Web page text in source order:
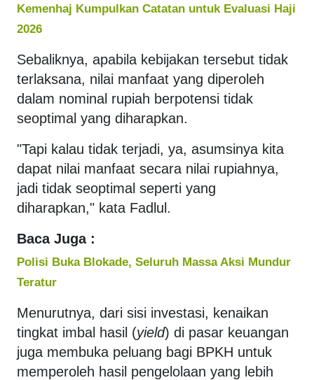
Kemenhaj Kumpulkan Catatan untuk Evaluasi Haji
2026
Sebaliknya, apabila kebijakan tersebut tidak
terlaksana, nilai manfaat yang diperoleh
dalam nominal rupiah berpotensi tidak
seoptimal yang diharapkan.
"Tapi kalau tidak terjadi, ya, asumsinya kita
dapat nilai manfaat secara nilai rupiahnya,
jadi tidak seoptimal seperti yang
diharapkan," kata Fadlul.
Baca Juga :
Polisi Buka Blokade, Seluruh Massa Aksi Mundur
Teratur
Menurutnya, dari sisi investasi, kenaikan
tingkat imbal hasil (yield) di pasar keuangan
juga membuka peluang bagi BPKH untuk
memperoleh hasil pengelolaan yang lebih